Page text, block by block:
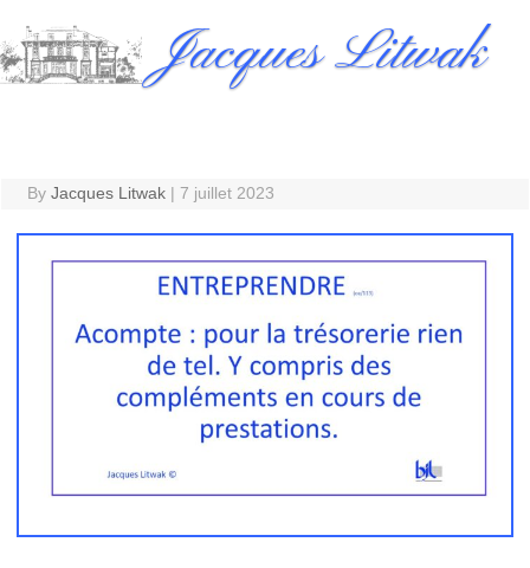
to
content
Jacques Litwak
By Jacques Litwak | 7 juillet 2023